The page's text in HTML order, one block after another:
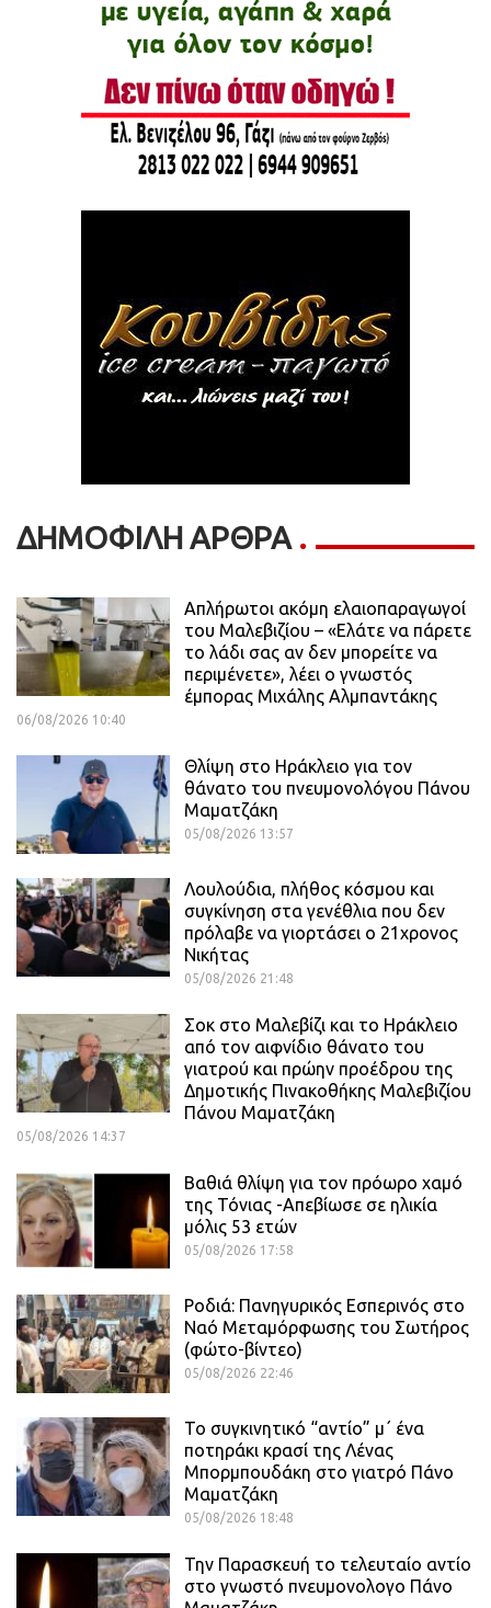
ΔΗΜΟΦΙΛΗ ΑΡΘΡΑ
Απλήρωτοι ακόμη ελαιοπαραγωγοί
του Μαλεβιζίου – «Ελάτε να πάρετε
το λάδι σας αν δεν μπορείτε να
περιμένετε», λέει ο γνωστός
έμπορας Μιχάλης Αλμπαντάκης
06/08/2026 10:40
Θλίψη στο Ηράκλειο για τον
θάνατο του πνευμονολόγου Πάνου
Μαματζάκη
05/08/2026 13:57
Λουλούδια, πλήθος κόσμου και
συγκίνηση στα γενέθλια που δεν
πρόλαβε να γιορτάσει ο 21χρονος
Νικήτας
05/08/2026 21:48
Σοκ στο Μαλεβίζι και το Ηράκλειο
από τον αιφνίδιο θάνατο του
γιατρού και πρώην προέδρου της
Δημοτικής Πινακοθήκης Μαλεβιζίου
Πάνου Μαματζάκη
05/08/2026 14:37
Βαθιά θλίψη για τον πρόωρο χαμό
της Τόνιας -Απεβίωσε σε ηλικία
μόλις 53 ετών
05/08/2026 17:58
Ροδιά: Πανηγυρικός Εσπερινός στο
Ναό Μεταμόρφωσης του Σωτήρος
(φώτο-βίντεο)
05/08/2026 22:46
Το συγκινητικό “αντίο” μ΄ ένα
ποτηράκι κρασί της Λένας
Μπορμπουδάκη στο γιατρό Πάνο
Μαματζάκη
05/08/2026 18:48
Την Παρασκευή το τελευταίο αντίο
στο γνωστό πνευμονολογο Πάνο